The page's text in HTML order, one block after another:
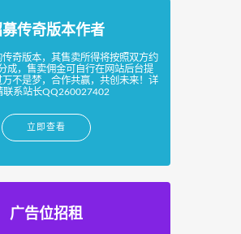
传奇版本作者
奇版本，其售卖所得将按照双方约
成，售卖佣金可自行在网站后台提
不是梦，合作共赢，共创未来！详
联系站长QQ260027402
立即查看
广告位招租